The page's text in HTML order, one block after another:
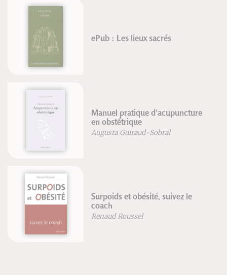
ePub : Les lieux sacrés
Manuel pratique d'acupuncture
en obstétrique
Augusta Guiraud-Sobral
Surpoids et obésité, suivez le
coach
Renaud Roussel